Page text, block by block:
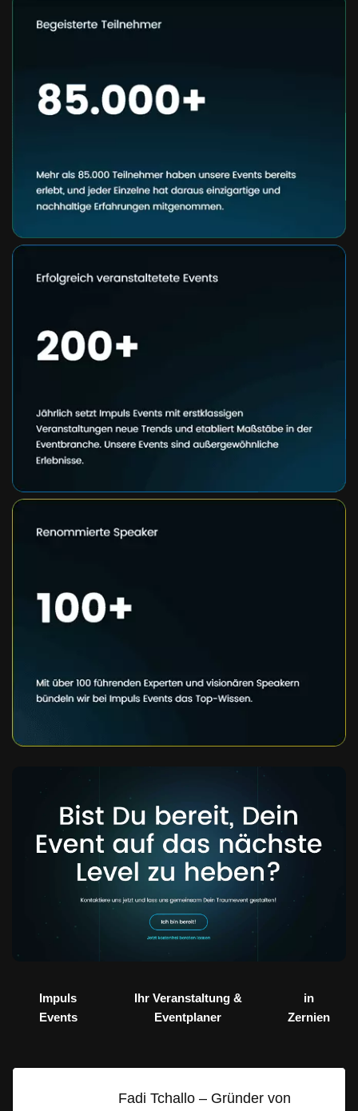
Impuls
Events
Ihr Veranstaltung &
Eventplaner
in
Zernien
Fadi Tchallo – Gründer von